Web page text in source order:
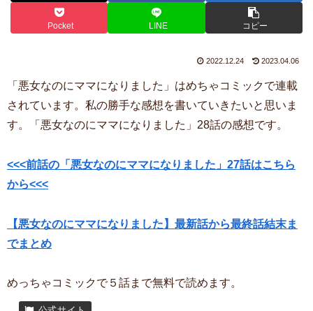
Pocket LINE コピー
2022.12.24 2023.04.06
「悪女なのにママになりました」はめちゃコミックで連載
されています。私の勝手な感想を書いていきたいと思いま
す。「悪女なのにママになりました」28話の感想です。
<<<前話の「悪女なのにママになりました」27話はこちら
から<<<
【悪女なのにママになりました】最新話から最終話結末ま
でまとめ
めっちゃコミックで５話まで無料で読めます。